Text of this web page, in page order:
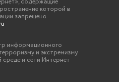
которой в
запрещено
информационного
и экстремизму
и сети Интернет